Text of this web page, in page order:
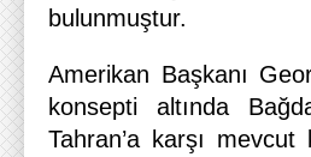
bulunmuştur.
Amerikan Başkanı
konsepti altında
Tahran’a karşı